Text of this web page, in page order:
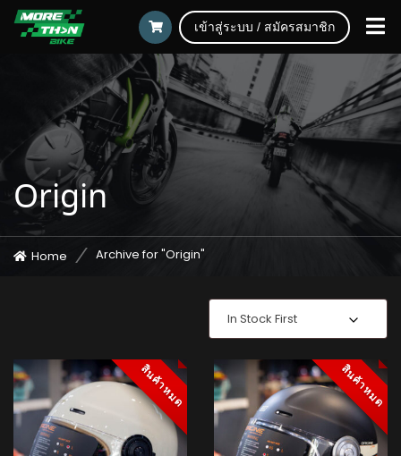
เข้าสู่ระบบ / สมัครสมาชิก
Origin
Home Archive for "Origin"
In Stock First
สินค้าหมด
สินค้าหมด สินค้าหมด
สินค้าหมด